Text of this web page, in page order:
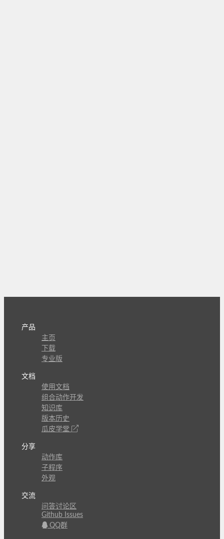
产品
主页
下载
专业版
文档
使用文档
组合动作开发
知识库
版本历史
瓜皮学堂
分享
动作库
子程序
外观
交流
问答讨论区
Github Issues
QQ群